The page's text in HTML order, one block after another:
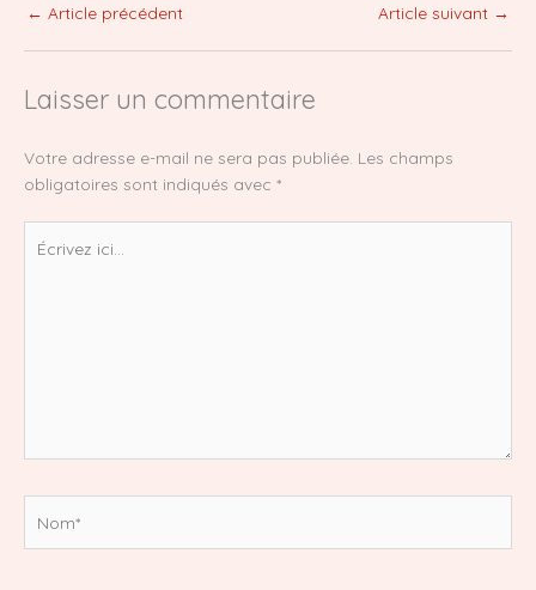
← Article précédent Article suivant →
Laisser un commentaire
Votre adresse e-mail ne sera pas publiée. Les champs
obligatoires sont indiqués avec *
ici…